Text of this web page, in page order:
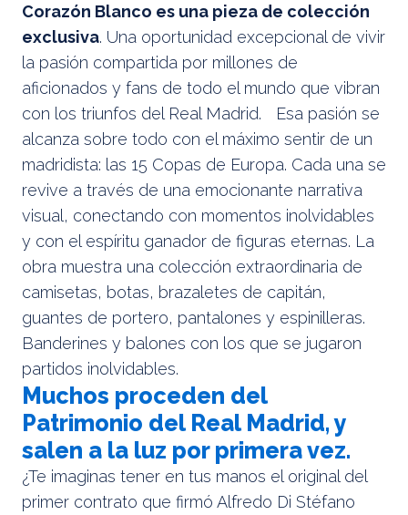
Corazón Blanco es una pieza de colección
exclusiva. Una oportunidad excepcional de vivir
la pasión compartida por millones de
aficionados y fans de todo el mundo que vibran
con los triunfos del Real Madrid. Esa pasión se
alcanza sobre todo con el máximo sentir de un
madridista: las 15 Copas de Europa. Cada una se
revive a través de una emocionante narrativa
visual, conectando con momentos inolvidables
y con el espíritu ganador de figuras eternas. La
obra muestra una colección extraordinaria de
camisetas, botas, brazaletes de capitán,
guantes de portero, pantalones y espinilleras.
Banderines y balones con los que se jugaron
partidos inolvidables.
Muchos proceden del
Patrimonio del Real Madrid, y
salen a la luz por primera vez.
¿Te imaginas tener en tus manos el original del
primer contrato que firmó Alfredo Di Stéfano